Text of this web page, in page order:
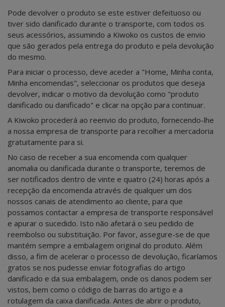
Pode devolver o produto se este estiver defeituoso ou
tiver sido danificado durante o transporte, com todos os
seus acessórios, assumindo a Kiwoko os custos de envio
que são gerados pela entrega do produto e pela devolução
do mesmo.
Para iniciar o processo, deve aceder a "Home, Minha conta,
Minha encomendas", seleccionar os produtos que deseja
devolver, indicar o motivo da devolução como "produto
danificado ou danificado" e clicar na opção para continuar.
A Kiwoko procederá ao reenvio do produto, fornecendo-lhe
a nossa empresa de transporte para recolher a mercadoria
gratuitamente para si.
No caso de receber a sua encomenda com qualquer
anomalia ou danificada durante o transporte, teremos de
ser notificados dentro de vinte e quatro (24) horas após a
recepção da encomenda através de qualquer um dos
nossos canais de atendimento ao cliente, para que
possamos contactar a empresa de transporte responsável
e apurar o sucedido. Isto não afetará o seu pedido de
reembolso ou substituição. Por favor, assegure-se de que
mantém sempre a embalagem original do produto. Além
disso, a fim de acelerar o processo de devolução, ficaríamos
gratos se nos pudesse enviar fotografias do artigo
danificado e da sua embalagem, onde os danos podem ser
vistos, bem como o código de barras do artigo e a
rotulagem da caixa danificada. Antes de abrir o produto,